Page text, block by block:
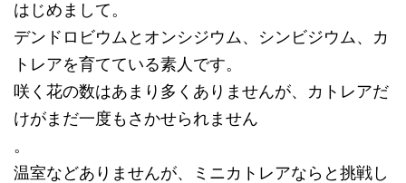
はじめまして。
デンドロビウムとオンシジウム、シンビジウム、カ
トレアを育てている素人です。
咲く花の数はあまり多くありませんが、カトレアだ
けがまだ一度もさかせられません
。
温室などありませんが、ミニカトレアならと挑戦し